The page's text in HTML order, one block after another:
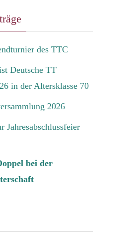
des TTC
Deutsche TT
in der Altersklasse 70
2026
Jahresabschlussfeier
bei der